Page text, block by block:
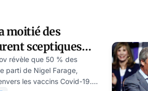
moitié des
sceptiques
selon un
révèle que 50 % des
parti de Nigel Farage,
les vaccins Covid-19.